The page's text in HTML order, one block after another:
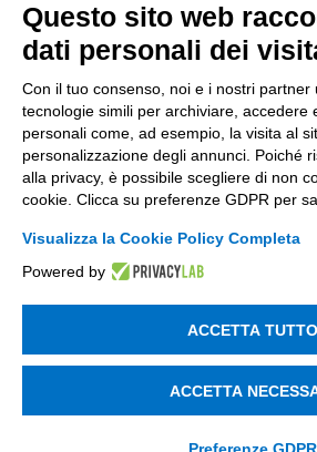
UTILITÀ
Recupero
Verifica attestato di
POLICIES AND
© 2003 - 2026 Tinexta Visura
Questo sito web
dati personali dei
Con il tuo consenso, noi e i nostri partner
tecnologie simili per archiviare, accedere
personali come, ad esempio, la visita al
personalizzazione degli annunci. Poiché
alla privacy, è possibile scegliere di non
cookie. Clicca su preferenze GDPR per
Visualizza la Cookie Policy Completa
Powered by
ACCETTA TUTTO
ACCETTA